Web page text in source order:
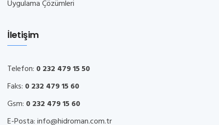
Uygulama Çözümleri
İletişim
Telefon: 0 232 479 15 50
Faks: 0 232 479 15 60
Gsm: 0 232 479 15 60
E-Posta:info@hidroman.com.tr